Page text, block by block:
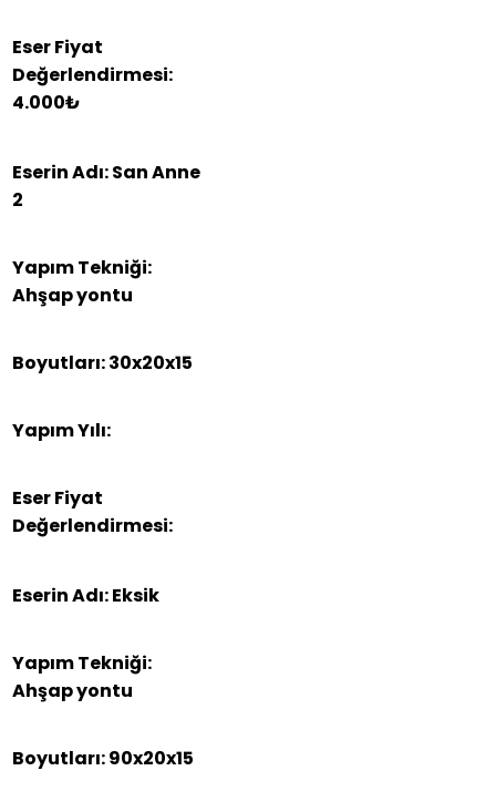
Eser Fiyat
Değerlendirmesi:
4.000₺
Eserin Adı: San Anne
2
Yapım Tekniği:
Ahşap yontu
Boyutları: 30x20x15
Yapım Yılı:
Eser Fiyat
Değerlendirmesi:
Eserin Adı: Eksik
Yapım Tekniği:
Ahşap yontu
Boyutları: 90x20x15